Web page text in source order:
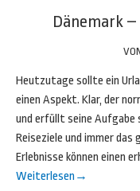
Dänemark
Heutzutage sollte ein
einen Aspekt. Klar, der
und erfüllt seine Aufgabe
Reiseziele und immer das
Erlebnisse können einen
Weiterlesen →